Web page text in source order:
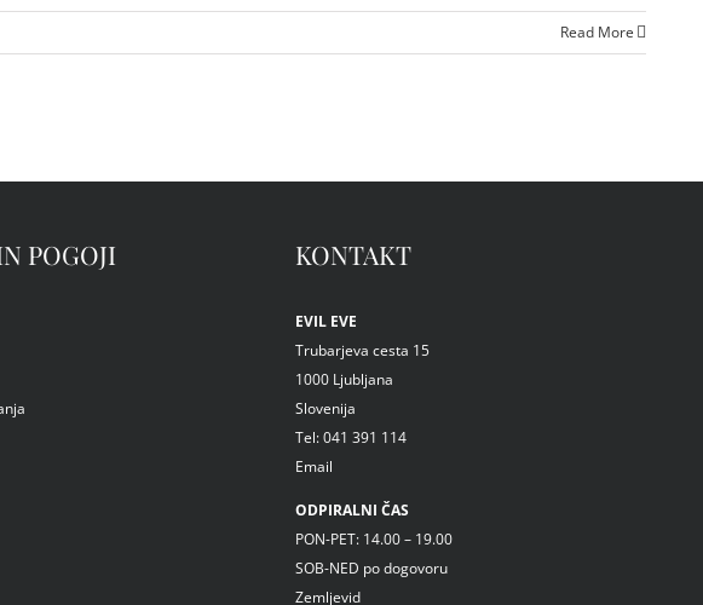
Read More
POGOJI KONTAKT
EVIL EVE
Trubarjeva cesta 15
1000 Ljubljana
Slovenija
Tel: 041 391 114
Email
ODPIRALNI ČAS
PON-PET: 14.00 – 19.00
SOB-NED po dogovoru
Zemljevid